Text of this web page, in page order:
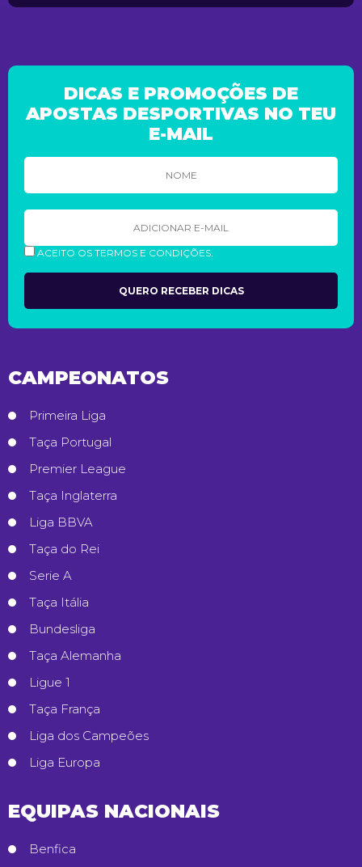
DICAS E PROMOÇÕES DE
APOSTAS DESPORTIVAS NO TEU
E-MAIL
ACEITO OS TERMOS E CONDIÇÕES.
CAMPEONATOS
Primeira Liga
Taça Portugal
Premier League
Taça Inglaterra
Liga BBVA
Taça do Rei
Serie A
Taça Itália
Bundesliga
Taça Alemanha
Ligue 1
Taça França
Liga dos Campeões
Liga Europa
EQUIPAS NACIONAIS
Benfica